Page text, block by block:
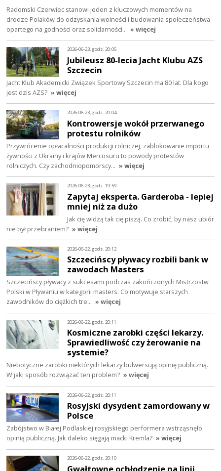
Radomski Czerwiec stanowi jeden z kluczowych momentów na
drodze Polaków do odzyskania wolności i budowania społeczeństwa
opartego na godności oraz solidarności… » więcej
2026-06-23, godz. 20:05
Jubileusz 80-lecia Jacht Klubu AZS
Szczecin
Jacht Klub Akademicki Związek Sportowy Szczecin ma 80 lat. Dla kogo
jest dzis AZS? » więcej
2026-06-23, godz. 20:04
Kontrowersje wokół przerwanego
protestu rolników
Przywrócenie opłacalności produkcji rolniczej, zablokowanie importu
żywności z Ukrainy i krajów Mercosuru to powody protestów
rolniczych. Czy zachodniopomorscy… » więcej
2026-06-23, godz. 19:59
Zapytaj eksperta. Garderoba - lepiej
mniej niż za dużo
Jak cię widzą tak cię piszą. Co zrobić, by nasz ubiór
nie był przebraniem? » więcej
2026-06-22, godz. 20:12
Szczecińscy pływacy rozbili bank w
zawodach Masters
Szczecińscy pływacy z sukcesami podczas zakończonych Mistrzostw
Polski w Pływaniu w kategorii masters. Co motywuje starszych
zawodników do ciężkich tre… » więcej
2026-06-22, godz. 20:11
Kosmiczne zarobki części lekarzy.
Sprawiedliwość czy żerowanie na
systemie?
Niebotyczne zarobki niektórych lekarzy bulwersują opinię publiczną.
W jaki sposób rozwiązać ten problem? » więcej
2026-06-22, godz. 20:11
Rosyjski dysydent zamordowany w
Polsce
Zabójstwo w Białej Podlaskiej rosyjskiego performera wstrząsnęło
opinią publiczną. Jak daleko sięgają macki Kremla? » więcej
2026-06-22, godz. 20:10